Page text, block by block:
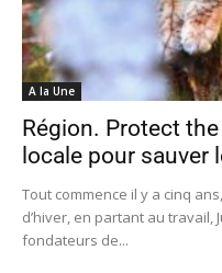
A la Une
Région. Protect
locale pour sauver
Tout commence il y a cinq
d’hiver, en partant au travail,
fondateurs de...